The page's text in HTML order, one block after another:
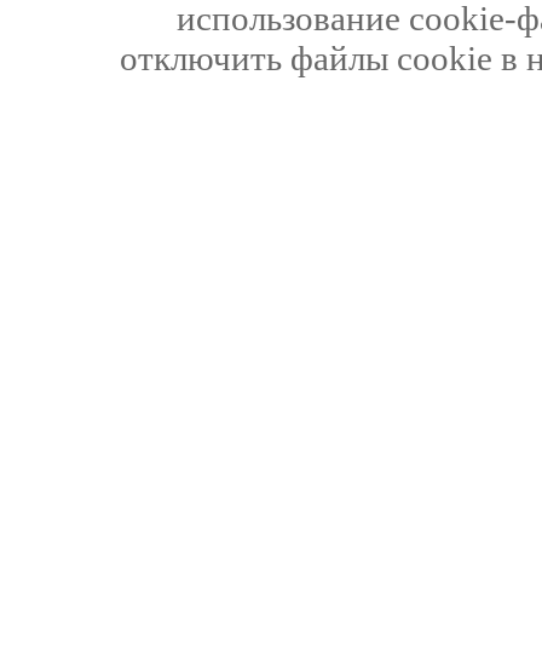
использование cookie-
отключить файлы cookie в